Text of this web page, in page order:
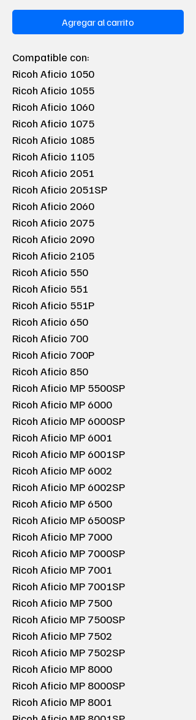
Agregar al carrito
Compatible con:
Ricoh Aficio 1050
Ricoh Aficio 1055
Ricoh Aficio 1060
Ricoh Aficio 1075
Ricoh Aficio 1085
Ricoh Aficio 1105
Ricoh Aficio 2051
Ricoh Aficio 2051SP
Ricoh Aficio 2060
Ricoh Aficio 2075
Ricoh Aficio 2090
Ricoh Aficio 2105
Ricoh Aficio 550
Ricoh Aficio 551
Ricoh Aficio 551P
Ricoh Aficio 650
Ricoh Aficio 700
Ricoh Aficio 700P
Ricoh Aficio 850
Ricoh Aficio MP 5500SP
Ricoh Aficio MP 6000
Ricoh Aficio MP 6000SP
Ricoh Aficio MP 6001
Ricoh Aficio MP 6001SP
Ricoh Aficio MP 6002
Ricoh Aficio MP 6002SP
Ricoh Aficio MP 6500
Ricoh Aficio MP 6500SP
Ricoh Aficio MP 7000
Ricoh Aficio MP 7000SP
Ricoh Aficio MP 7001
Ricoh Aficio MP 7001SP
Ricoh Aficio MP 7500
Ricoh Aficio MP 7500SP
Ricoh Aficio MP 7502
Ricoh Aficio MP 7502SP
Ricoh Aficio MP 8000
Ricoh Aficio MP 8000SP
Ricoh Aficio MP 8001